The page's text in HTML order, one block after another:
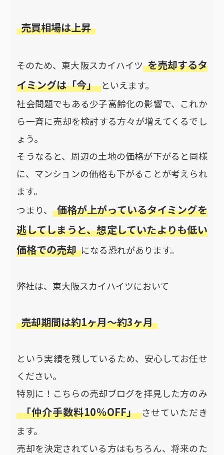
売買相場は上昇
そのため、東大阪スカイハイツ を売却するタ
イミングは「今」 といえます。
社会問題でもある少子高齢化の影響で、これか
ら一斉に売却を検討する方々が増えてくるでし
ょう。
そうなると、周辺の土地の価格が下がると同様
に、マンションの価格も下がることが考えられ
ます。
つまり、
価格が上がっているタイミングを
逃してしまうと、想定していたよりも低い
価格での売却 になる恐れがあります。
弊社は、東大阪スカイハイツにおいて
売却期間は約1ヶ月〜約3ヶ月
という実績を残しているため、安心してお任せ
ください。
特別に！こちらの売却ブログを拝見した方のみ
「仲介手数料10％OFF」 させていただき
ます。
売却を決定されている方はもちろん、将来のた